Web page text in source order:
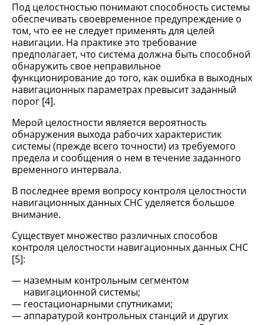
Под целостностью понимают способность системы
обеспечивать своевременное предупреждение о
том, что ее не следует применять для целей
навигации. На практике это требование
предполагает, что система должна быть способной
обнаружить свое неправильное
функционирование до того, как ошибка в выходных
навигационных параметрах превысит заданный
порог [4].
Мерой целостности является вероятность
обнаружения выхода рабочих характеристик
системы (прежде всего точности) из требуемого
предела и сообщения о нем в течение заданного
временного интервала.
В последнее время вопросу контроля целостности
навигационных данных СНС уделяется большое
внимание.
Существует множество различных способов
контроля целостности навигационных данных СНС
[5]:
наземным контрольным сегментом
навигационной системы;
геостационарными спутниками;
аппаратурой контрольных станций и других